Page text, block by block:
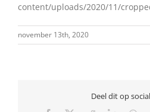
content/uploads/2020/11/
november 13th, 2020
Deel dit op